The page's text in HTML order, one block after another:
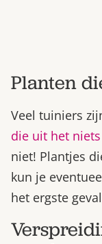
Planten
Veel tuiniers
die uit het
niet! Plantjes
kun je
het ergste